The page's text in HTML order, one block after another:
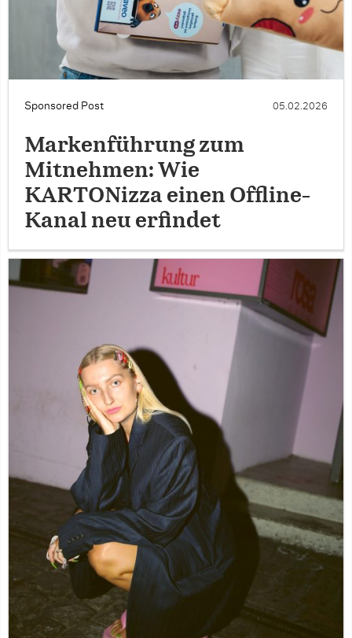
Sponsored Post 05.02.2026
Markenführung zum
Mitnehmen: Wie
KARTONizza einen Offline-
Kanal neu erfindet